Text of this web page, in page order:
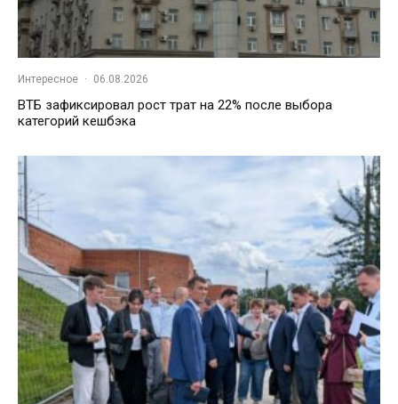
Интересное · 06.08.2026
ВТБ зафиксировал рост трат на 22% после выбора
категорий кешбэка